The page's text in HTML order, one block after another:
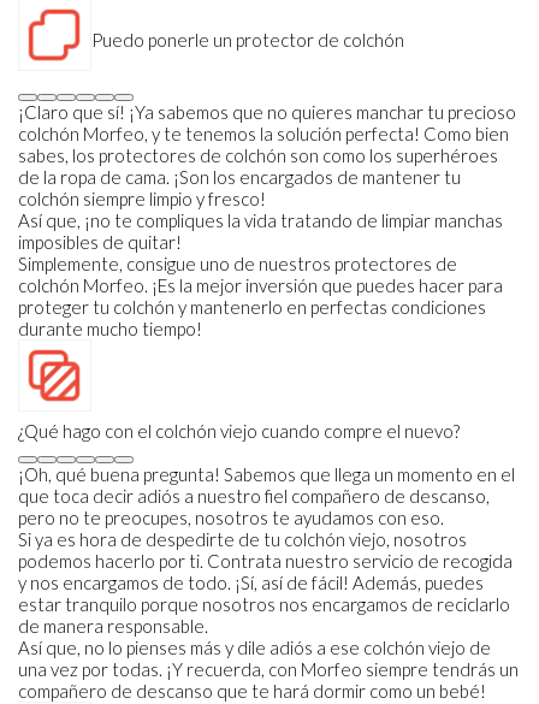
Puedo ponerle un protector de colchón
¡Claro que sí! ¡Ya sabemos que no quieres manchar tu precioso
colchón Morfeo, y te tenemos la solución perfecta! Como bien
sabes, los protectores de colchón son como los superhéroes
de la ropa de cama. ¡Son los encargados de mantener tu
colchón siempre limpio y fresco!
Así que, ¡no te compliques la vida tratando de limpiar manchas
imposibles de quitar!
Simplemente, consigue uno de nuestros protectores de
colchón Morfeo. ¡Es la mejor inversión que puedes hacer para
proteger tu colchón y mantenerlo en perfectas condiciones
durante mucho tiempo!
¿Qué hago con el colchón viejo cuando compre el nuevo?
¡Oh, qué buena pregunta! Sabemos que llega un momento en el
que toca decir adiós a nuestro fiel compañero de descanso,
pero no te preocupes, nosotros te ayudamos con eso.
Si ya es hora de despedirte de tu colchón viejo, nosotros
podemos hacerlo por ti. Contrata nuestro servicio de recogida
y nos encargamos de todo. ¡Sí, así de fácil! Además, puedes
estar tranquilo porque nosotros nos encargamos de reciclarlo
de manera responsable.
Así que, no lo pienses más y dile adiós a ese colchón viejo de
una vez por todas. ¡Y recuerda, con Morfeo siempre tendrás un
compañero de descanso que te hará dormir como un bebé!